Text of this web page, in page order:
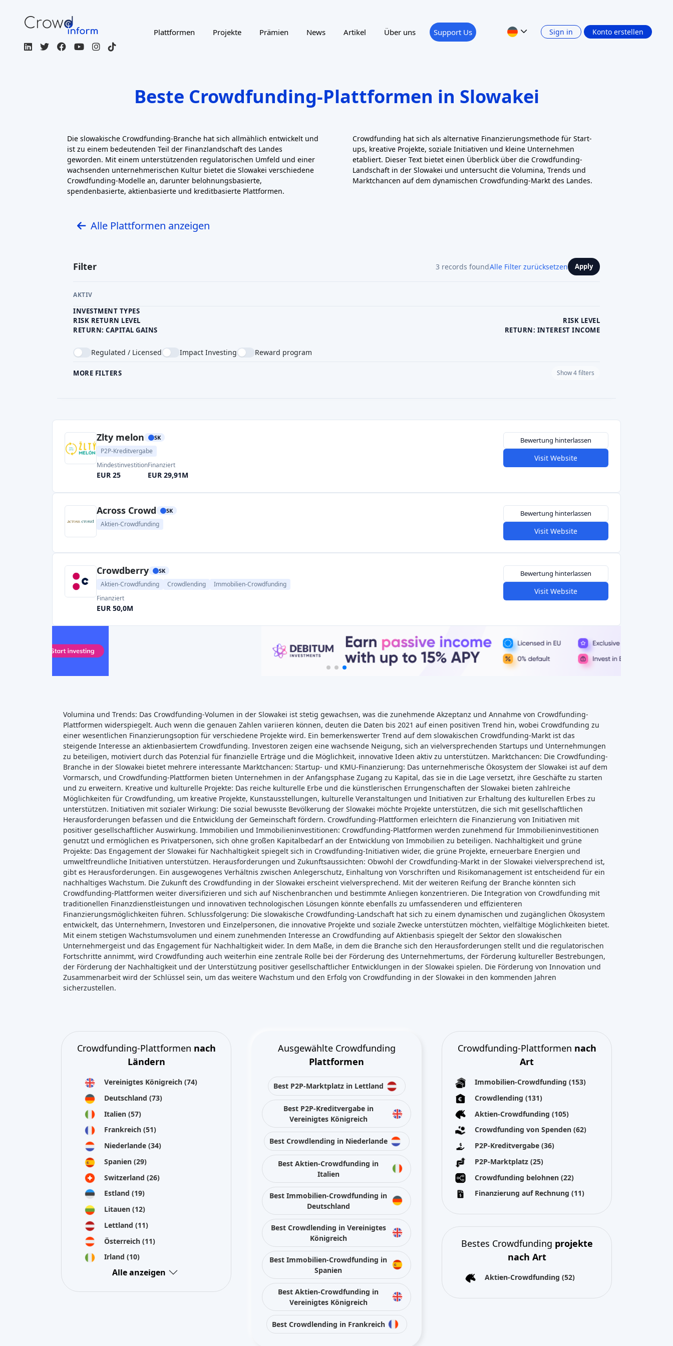
Plattformen Projekte Prämien News Artikel Über uns Support Us Sign in Konto erstellen
Beste Crowdfunding-Plattformen in Slowakei
Die slowakische Crowdfunding-Branche hat sich allmählich entwickelt und
ist zu einem bedeutenden Teil der Finanzlandschaft des Landes
geworden. Mit einem unterstützenden regulatorischen Umfeld und einer
wachsenden unternehmerischen Kultur bietet die Slowakei verschiedene
Crowdfunding-Modelle an, darunter belohnungsbasierte,
spendenbasierte, aktienbasierte und kreditbasierte Plattformen.
Crowdfunding hat sich als alternative Finanzierungsmethode für Start-
ups, kreative Projekte, soziale Initiativen und kleine Unternehmen
etabliert. Dieser Text bietet einen Überblick über die Crowdfunding-
Landschaft in der Slowakei und untersucht die Volumina, Trends und
Marktchancen auf dem dynamischen Crowdfunding-Markt des Landes.
Alle Plattformen anzeigen
Filter 3 records foundAlle Filter zurücksetzen Apply
AKTIV
INVESTMENT TYPES
RISK RETURN LEVEL
RISK LEVEL
RETURN: CAPITAL GAINS
RETURN: INTEREST INCOME
Regulated / Licensed Impact Investing Reward program
MORE FILTERS Show 4 filters
Zlty melon SK
P2P-Kreditvergabe
Mindestinvestition
EUR 25
Finanziert
EUR 29,91M
Bewertung hinterlassen
Visit Website
Across Crowd SK
Aktien-Crowdfunding
Bewertung hinterlassen
Visit Website
Crowdberry SK
Aktien-Crowdfunding Crowdlending
Immobilien-Crowdfunding
Finanziert
EUR 50,0M
Bewertung hinterlassen
Visit Website
Volumina und Trends: Das Crowdfunding-Volumen in der Slowakei ist stetig gewachsen, was die zunehmende Akzeptanz und Annahme von Crowdfunding-
Plattformen widerspiegelt. Auch wenn die genauen Zahlen variieren können, deuten die Daten bis 2021 auf einen positiven Trend hin, wobei Crowdfunding zu
einer wesentlichen Finanzierungsoption für verschiedene Projekte wird. Ein bemerkenswerter Trend auf dem slowakischen Crowdfunding-Markt ist das
steigende Interesse an aktienbasiertem Crowdfunding. Investoren zeigen eine wachsende Neigung, sich an vielversprechenden Startups und Unternehmungen
zu beteiligen, motiviert durch das Potenzial für finanzielle Erträge und die Möglichkeit, innovative Ideen aktiv zu unterstützen. Marktchancen: Die Crowdfunding-
Branche in der Slowakei bietet mehrere interessante Marktchancen: Startup- und KMU-Finanzierung: Das unternehmerische Ökosystem der Slowakei ist auf dem
Vormarsch, und Crowdfunding-Plattformen bieten Unternehmen in der Anfangsphase Zugang zu Kapital, das sie in die Lage versetzt, ihre Geschäfte zu starten
und zu erweitern. Kreative und kulturelle Projekte: Das reiche kulturelle Erbe und die künstlerischen Errungenschaften der Slowakei bieten zahlreiche
Möglichkeiten für Crowdfunding, um kreative Projekte, Kunstausstellungen, kulturelle Veranstaltungen und Initiativen zur Erhaltung des kulturellen Erbes zu
unterstützen. Initiativen mit sozialer Wirkung: Die sozial bewusste Bevölkerung der Slowakei möchte Projekte unterstützen, die sich mit gesellschaftlichen
Herausforderungen befassen und die Entwicklung der Gemeinschaft fördern. Crowdfunding-Plattformen erleichtern die Finanzierung von Initiativen mit
positiver gesellschaftlicher Auswirkung. Immobilien und Immobilieninvestitionen: Crowdfunding-Plattformen werden zunehmend für Immobilieninvestitionen
genutzt und ermöglichen es Privatpersonen, sich ohne großen Kapitalbedarf an der Entwicklung von Immobilien zu beteiligen. Nachhaltigkeit und grüne
Projekte: Das Engagement der Slowakei für Nachhaltigkeit spiegelt sich in Crowdfunding-Initiativen wider, die grüne Projekte, erneuerbare Energien und
umweltfreundliche Initiativen unterstützen. Herausforderungen und Zukunftsaussichten: Obwohl der Crowdfunding-Markt in der Slowakei vielversprechend ist,
gibt es Herausforderungen. Ein ausgewogenes Verhältnis zwischen Anlegerschutz, Einhaltung von Vorschriften und Risikomanagement ist entscheidend für ein
nachhaltiges Wachstum. Die Zukunft des Crowdfunding in der Slowakei erscheint vielversprechend. Mit der weiteren Reifung der Branche könnten sich
Crowdfunding-Plattformen weiter diversifizieren und sich auf Nischenbranchen und bestimmte Anliegen konzentrieren. Die Integration von Crowdfunding mit
traditionellen Finanzdienstleistungen und innovativen technologischen Lösungen könnte ebenfalls zu umfassenderen und effizienteren
Finanzierungsmöglichkeiten führen. Schlussfolgerung: Die slowakische Crowdfunding-Landschaft hat sich zu einem dynamischen und zugänglichen Ökosystem
entwickelt, das Unternehmern, Investoren und Einzelpersonen, die innovative Projekte und soziale Zwecke unterstützen möchten, vielfältige Möglichkeiten bietet.
Mit einem stetigen Wachstumsvolumen und einem zunehmenden Interesse an Crowdfunding auf Aktienbasis spiegelt der Sektor den slowakischen
Unternehmergeist und das Engagement für Nachhaltigkeit wider. In dem Maße, in dem die Branche sich den Herausforderungen stellt und die regulatorischen
Fortschritte annimmt, wird Crowdfunding auch weiterhin eine zentrale Rolle bei der Förderung des Unternehmertums, der Förderung kultureller Bestrebungen,
der Förderung der Nachhaltigkeit und der Unterstützung positiver gesellschaftlicher Entwicklungen in der Slowakei spielen. Die Förderung von Innovation und
Zusammenarbeit wird der Schlüssel sein, um das weitere Wachstum und den Erfolg von Crowdfunding in der Slowakei in den kommenden Jahren
sicherzustellen.
Crowdfunding-Plattformen nach
Ländern
Vereinigtes Königreich (74)
Deutschland (73)
Italien (57)
Frankreich (51)
Niederlande (34)
Spanien (29)
Switzerland (26)
Estland (19)
Litauen (12)
Lettland (11)
Österreich (11)
Irland (10)
Alle anzeigen
Ausgewählte Crowdfunding
Plattformen
Best P2P-Marktplatz in Lettland
Best P2P-Kreditvergabe in
Vereinigtes Königreich
Best Crowdlending in Niederlande
Best Aktien-Crowdfunding in
Italien
Best Immobilien-Crowdfunding in
Deutschland
Best Crowdlending in Vereinigtes
Königreich
Best Immobilien-Crowdfunding in
Spanien
Best Aktien-Crowdfunding in
Vereinigtes Königreich
Best Crowdlending in Frankreich
Crowdfunding-Plattformen nach
Art
Immobilien-Crowdfunding (153)
Crowdlending (131)
Aktien-Crowdfunding (105)
Crowdfunding von Spenden (62)
P2P-Kreditvergabe (36)
P2P-Marktplatz (25)
Crowdfunding belohnen (22)
Finanzierung auf Rechnung (11)
Bestes Crowdfunding projekte
nach Art
Aktien-Crowdfunding (52)